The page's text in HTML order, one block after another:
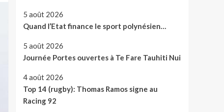
5 août 2026
Quand l’Etat finance le sport polynésien…
5 août 2026
Journée Portes ouvertes à Te Fare Tauhiti Nui
4 août 2026
Top 14 (rugby): Thomas Ramos signe au
Racing 92